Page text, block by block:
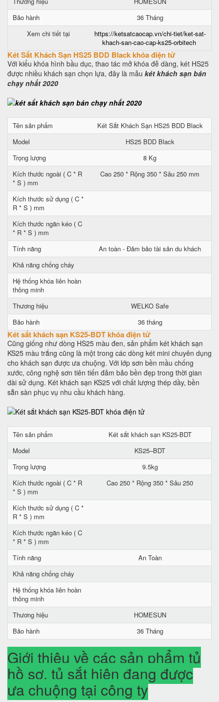
Bảo hành
36 Tháng
Xem chi tiết tại
https://ketsatcaocap.vn/chi-tiet/ket-sat-
khach-san-cao-cap-ks25-orbitech
Két Sắt Khách Sạn HS25 BDD Black khóa điện tử
Với kiểu khóa hình bầu dục, thao tác mở khóa đễ dàng, két HS25
được nhiều khách sạn chọn lựa, đây là mẫu két khách sạn bán
chạy nhất 2020
Tên sản phẩm
Két Sắt Khách Sạn HS25 BDD Black
Model
HS25 BDD Black
Trọng lượng
8 Kg
Kích thước ngoài ( C * R
* S ) mm
Cao 250 * Rộng 350 * Sâu 250 mm
Kích thước sử dụng ( C *
R * S ) mm
Kích thước ngăn kéo ( C
* R * S ) mm
Tính năng
An toàn - Đảm bảo tài sản du khách
Khả năng chống cháy
Hệ thống khóa liên hoàn
thông minh
Thương hiệu
WELKO Safe
Bảo hành
36 tháng
Két sắt khách sạn KS25-BDT khóa điện tử
Cũng giống như dòng HS25 màu đen, sản phẩm két khách sạn
KS25 màu trắng cũng là một trong các dòng két mini chuyên dụng
cho khách sạn được ưa chuộng. Với lớp sơn bền mầu chống
xước, công nghệ sơn tiên tiến đảm bảo bền đẹp trong thời gian
dài sử dụng. Két khách sạn KS25 với chất lượng thép dầy, bền
sẵn sàn phục vụ nhu cầu khách hàng.
Tên sản phẩm
Két sắt khách sạn KS25-BDT
Model
KS25–BDT
Trọng lượng
9.5kg
Kích thước ngoài ( C * R
* S ) mm
Cao 250 * Rộng 350 * Sâu 250
Kích thước sử dụng ( C *
R * S ) mm
Kích thước ngăn kéo ( C
* R * S ) mm
Tính năng
An Toàn
Khả năng chống cháy
Hệ thống khóa liên hoàn
thông minh
Thương hiệu
HOMESUN
Bảo hành
36 Tháng
Giới thiệu về các sản phẩm tủ
hồ sơ, tủ sắt hiện đang được
ưa chuộng tại công ty